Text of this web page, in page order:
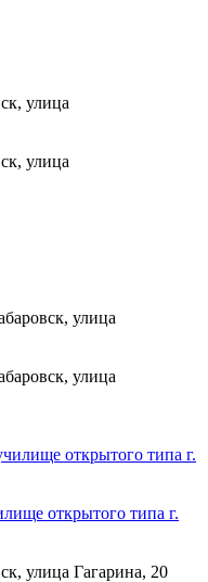
улица
улица
улица
улица
открытого типа г.
улица Гагарина, 20